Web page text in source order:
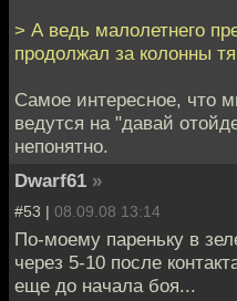
> А ведь малолетнего
продолжал за колонны
Самое интересное, что
ведутся на "давай
непонятно.
Dwarf61 »
#53 | 08.09.08 13:14
По-моему пареньку в
через 5-10 после
еще до начала боя...